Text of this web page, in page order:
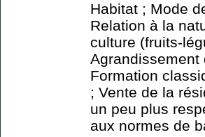
Habitat ; Mode
Relation à la
culture (fruits-
Agrandissement
Formation
; Vente de la
un peu plus
aux normes de